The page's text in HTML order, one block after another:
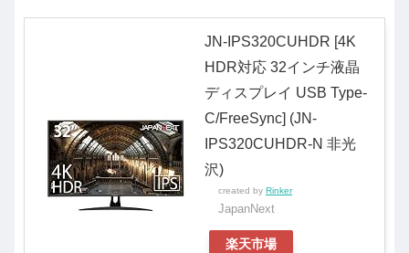
JN-IPS320CUHDR [4K
HDR対応 32インチ液晶
ディスプレイ USB Type-
C/FreeSync] (JN-
IPS320CUHDR-N 非光
沢)
created by Rinker
JapanNext
楽天市場